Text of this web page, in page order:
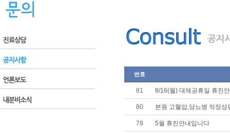
번호
81 8/16(월) 대체공휴일 휴진
80 본원 고혈압,당뇨병 적정
79 5월 휴진안내입니다